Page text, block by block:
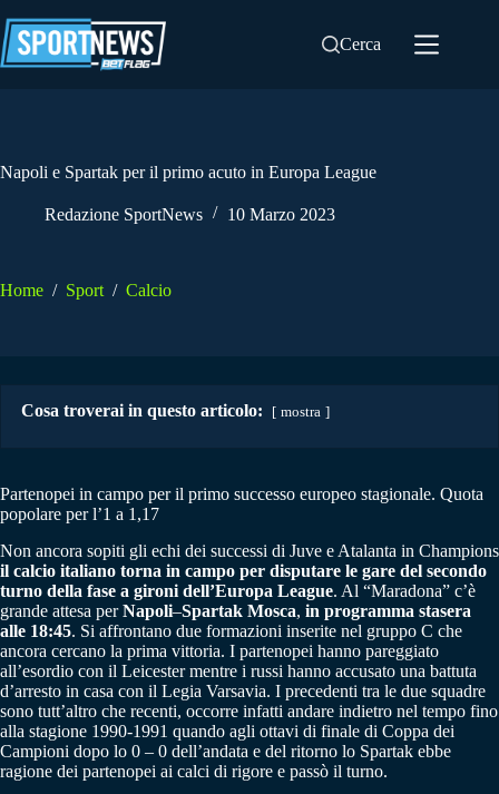
al
contenuto
Cerca
Napoli e Spartak per il primo acuto in Europa League
Redazione SportNews 10 Marzo 2023
Home / Sport / Calcio
Cosa troverai in questo articolo: mostra
Partenopei in campo per il primo successo europeo stagionale. Quota
popolare per l’1 a 1,17
Non ancora sopiti gli echi dei successi di Juve e Atalanta in Champions
il calcio italiano torna in campo per disputare le gare del secondo
turno della fase a gironi dell’Europa League. Al “Maradona” c’è
grande attesa perNapoli–Spartak Mosca, in programma stasera
alle 18:45. Si affrontano due formazioni inserite nel gruppo C che
ancora cercano la prima vittoria. I partenopei hanno pareggiato
all’esordio con il Leicester mentre i russi hanno accusato una battuta
d’arresto in casa con il Legia Varsavia. I precedenti tra le due squadre
sono tutt’altro che recenti, occorre infatti andare indietro nel tempo fino
alla stagione 1990-1991 quando agli ottavi di finale di Coppa dei
Campioni dopo lo 0 – 0 dell’andata e del ritorno lo Spartak ebbe
ragione dei partenopei ai calci di rigore e passò il turno.